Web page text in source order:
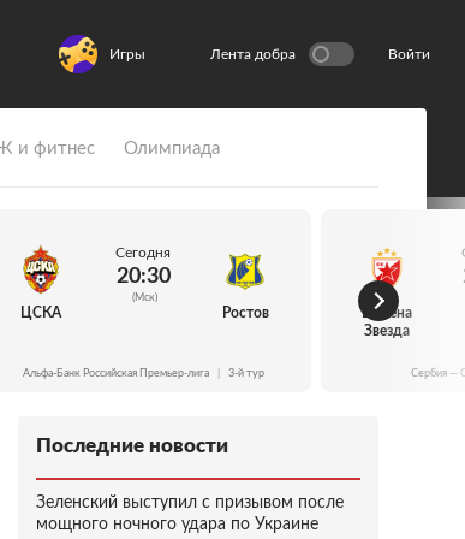
Игры Лента добра Войти
и фитнес Олимпиада
ЦСКА
Сегодня
20:30
(Мск)
Ростов
Альфа-Банк Российская Премьер-лига 3-й тур
Црвена
Звезда
Сербия —
Последние новости
Зеленский выступил с призывом после
мощного ночного удара по Украине